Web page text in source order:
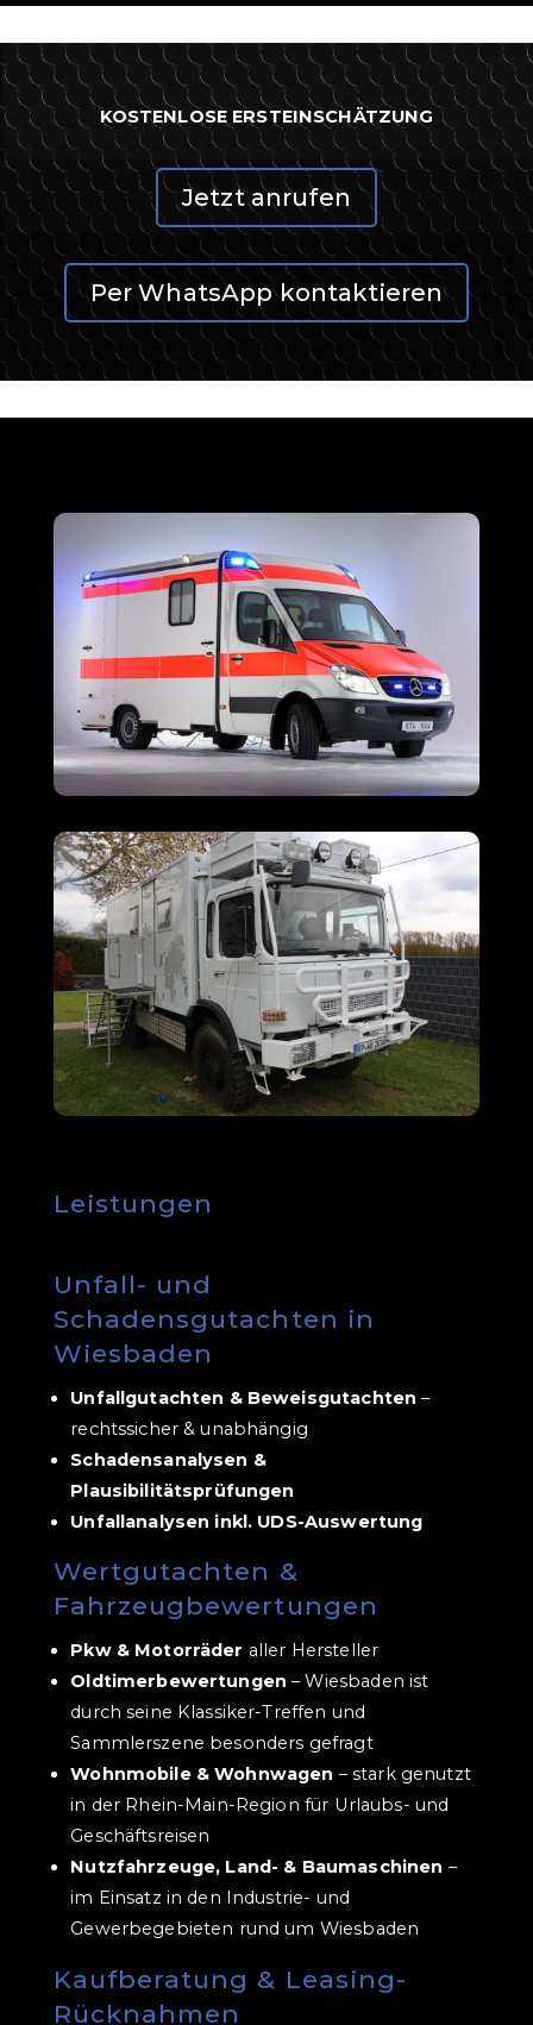
KOSTENLOSE ERSTEINSCHÄTZUNG
Jetzt anrufen
Per WhatsApp kontaktieren
Leistungen
Unfall- und
Schadensgutachten in
Wiesbaden
Unfallgutachten & Beweisgutachten –
rechtssicher & unabhängig
Schadensanalysen &
Plausibilitätsprüfungen
Unfallanalysen inkl. UDS-Auswertung
Wertgutachten &
Fahrzeugbewertungen
Pkw & Motorräder aller Hersteller
Oldtimerbewertungen – Wiesbaden ist
durch seine Klassiker-Treffen und
Sammlerszene besonders gefragt
Wohnmobile & Wohnwagen – stark genutzt
in der Rhein-Main-Region für Urlaubs- und
Geschäftsreisen
Nutzfahrzeuge, Land- & Baumaschinen –
im Einsatz in den Industrie- und
Gewerbegebieten rund um Wiesbaden
Kaufberatung & Leasing-
Rücknahmen